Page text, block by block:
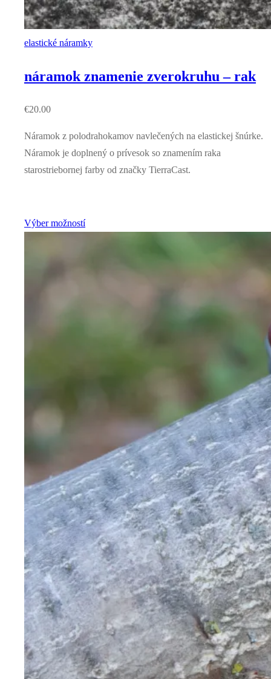
elastické náramky
náramok znamenie zverokruhu – rak
€20.00
Náramok z polodrahokamov navlečených na elastickej šnúrke.
Náramok je doplnený o prívesok so znamením raka
starostriebornej farby od značky TierraCast.
Výber možností